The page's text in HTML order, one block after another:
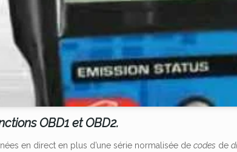
OBD1 et OBD2.
en direct en plus d’une série normalisée decodes de